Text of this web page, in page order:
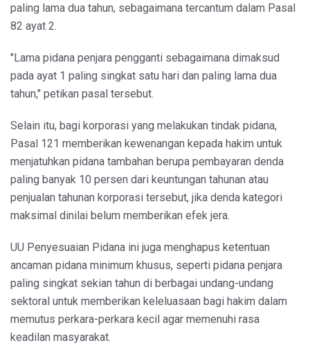
paling lama dua tahun, sebagaimana tercantum dalam Pasal
82 ayat 2.
"Lama pidana penjara pengganti sebagaimana dimaksud
pada ayat 1 paling singkat satu hari dan paling lama dua
tahun," petikan pasal tersebut.
Selain itu, bagi korporasi yang melakukan tindak pidana,
Pasal 121 memberikan kewenangan kepada hakim untuk
menjatuhkan pidana tambahan berupa pembayaran denda
paling banyak 10 persen dari keuntungan tahunan atau
penjualan tahunan korporasi tersebut, jika denda kategori
maksimal dinilai belum memberikan efek jera.
UU Penyesuaian Pidana ini juga menghapus ketentuan
ancaman pidana minimum khusus, seperti pidana penjara
paling singkat sekian tahun di berbagai undang-undang
sektoral untuk memberikan keleluasaan bagi hakim dalam
memutus perkara-perkara kecil agar memenuhi rasa
keadilan masyarakat.